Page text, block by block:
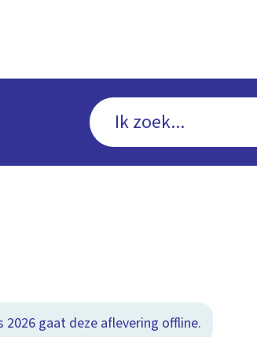
2026 gaat deze aflevering offline.